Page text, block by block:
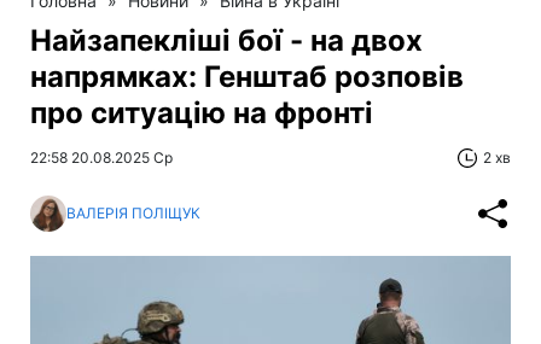
Найзапекліші бої - на двох
напрямках: Генштаб розповів
про ситуацію на фронті
22:58 20.08.2025 Ср 2 хв
ВАЛЕРІЯ ПОЛІЩУК